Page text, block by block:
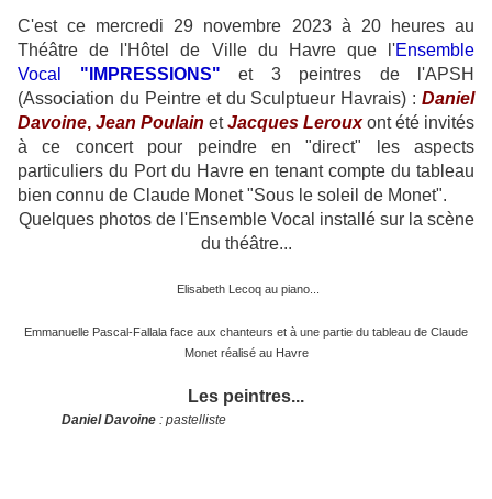
C'est ce mercredi 29 novembre 2023 à 20 heures au
Théâtre de l'Hôtel de Ville du Havre que l'Ensemble
Vocal "IMPRESSIONS" et 3 peintres de l'APSH
(Association du Peintre et du Sculptueur Havrais) : Daniel
Davoine, Jean Poulain etJacques Leroux ont été invités
à ce concert pour peindre en "direct" les aspects
particuliers du Port du Havre en tenant compte du tableau
bien connu de Claude Monet "Sous le soleil de Monet".
Quelques photos de l'Ensemble Vocal installé sur la scène
du théâtre...
Elisabeth Lecoq au piano...
Emmanuelle Pascal-Fallala face aux chanteurs et à une partie du tableau de Claude
Monet réalisé au Havre
Les peintres...
Daniel Davoine : pastelliste